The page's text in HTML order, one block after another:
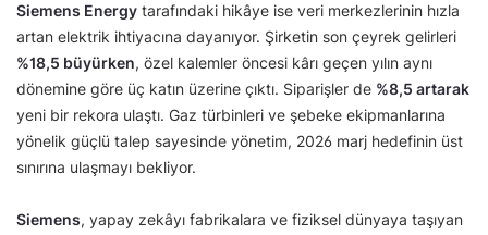
Siemens Energy tarafındaki hikâye ise veri merkezlerinin hızla
artan elektrik ihtiyacına dayanıyor. Şirketin son çeyrek gelirleri
%18,5 büyürken, özel kalemler öncesi kârı geçen yılın aynı
dönemine göre üç katın üzerine çıktı. Siparişler de %8,5 artarak
yeni bir rekora ulaştı. Gaz türbinleri ve şebeke ekipmanlarına
yönelik güçlü talep sayesinde yönetim, 2026 marj hedefinin üst
sınırına ulaşmayı bekliyor.
Siemens, yapay zekâyı fabrikalara ve fiziksel dünyaya taşıyan